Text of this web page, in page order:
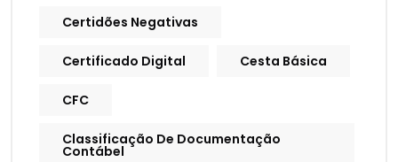
Certidões Negativas
Certificado Digital Cesta Básica
CFC
Classificação De Documentação
Contábel